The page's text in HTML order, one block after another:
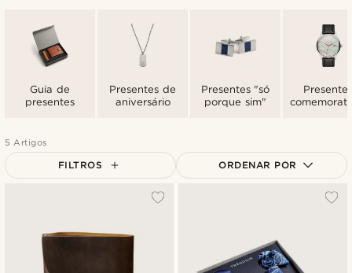
Guia de
presentes
Presentes de
aniversário
Presentes "só
porque sim"
Presentes
5 Artigos
FILTROS ORDENAR POR
Preço mais baixo
Preço mais alto